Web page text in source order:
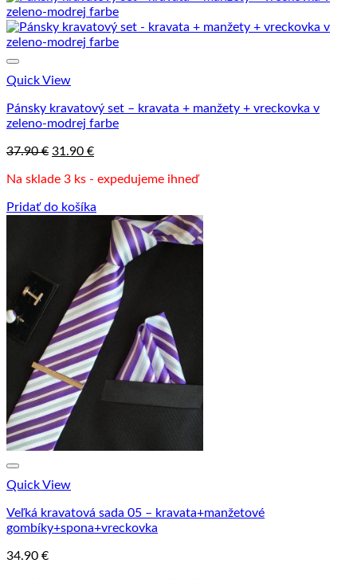
Quick View
Pánsky kravatový set – kravata + manžety + vreckovka v
zeleno-modrej farbe
37.90€ Pôvodná
bola:
31.90 €Aktuálna
je:
Na sklade 3 ks - expedujeme ihneď
Pridať do košíka
Quick View
Veľká kravatová sada 05 – kravata+manžetové
gombíky+spona+vreckovka
34.90 €